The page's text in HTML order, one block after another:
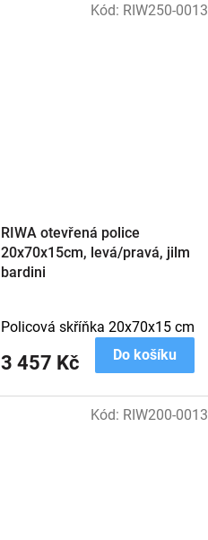
RIWA otevřená police
20x70x15cm, levá/pravá, jilm
bardini
3 457 Kč Do košíku
Policová skříňka 20x70x15 cm
Kód: RIW250-0013
Kód: RIW200-0013